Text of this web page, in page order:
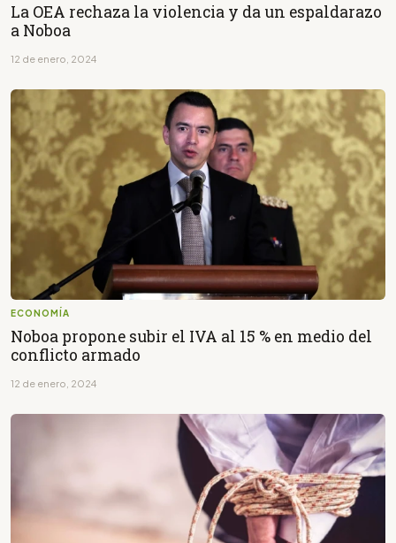
La OEA rechaza la violencia y da un espaldarazo
a Noboa
12 de enero, 2024
ECONOMÍA
Noboa propone subir el IVA al 15 % en medio del
conflicto armado
12 de enero, 2024